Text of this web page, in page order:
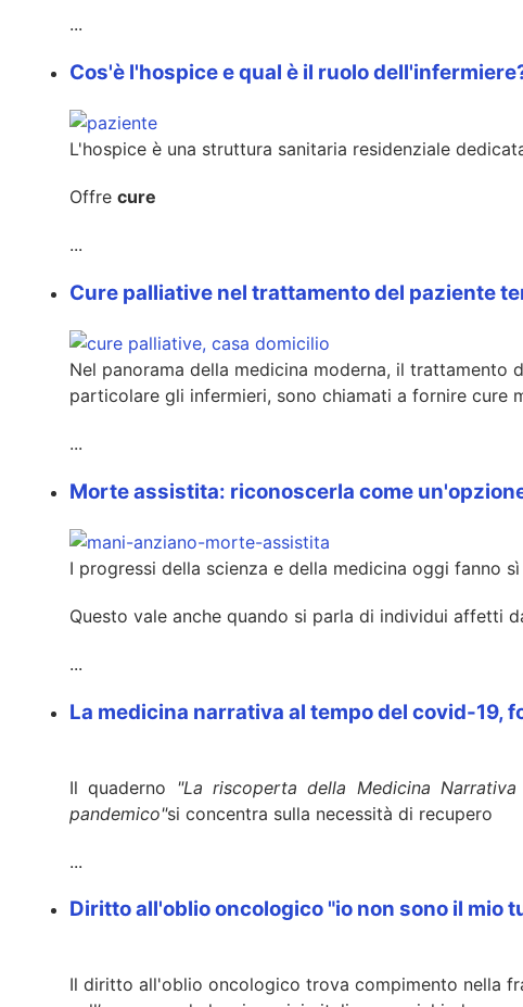
...
Cos'è l'hospice e qual è il ruolo
L'hospice è una struttura sanitaria residenziale
Offre cure
...
Cure palliative nel trattamento del paziente
Nel panorama della medicina moderna, il trattamento
particolare gli infermieri, sono chiamati a fornire cure
...
Morte assistita: riconoscerla come
I progressi della scienza e della medicina oggi fanno
Questo vale anche quando si parla di individui affetti
...
La medicina narrativa al tempo del covid-19,
Il quaderno "La riscoperta della Medicina
pandemico"si concentra sulla necessità di recupero
...
Diritto all'oblio oncologico "io non sono il mio
Il diritto all'oblio oncologico trova compimento nella